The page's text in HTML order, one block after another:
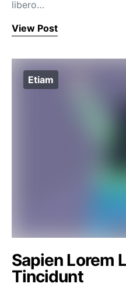
libero…
View Post
Etiam
Sapien Lorem
Tincidunt